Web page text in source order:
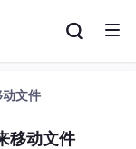
文件
移动文件